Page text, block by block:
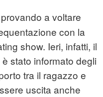
a voltare
con la
show. Ieri, infatti, il
stato informato degli
tra il ragazzo e
uscita anche